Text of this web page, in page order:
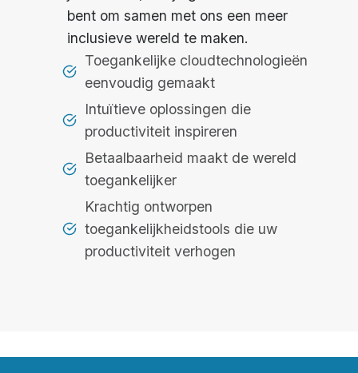
bent om samen met ons een meer
inclusieve wereld te maken.
Toegankelijke cloudtechnologieën
eenvoudig gemaakt
Intuïtieve oplossingen die
productiviteit inspireren
Betaalbaarheid maakt de wereld
toegankelijker
Krachtig ontworpen
toegankelijkheidstools die uw
productiviteit verhogen